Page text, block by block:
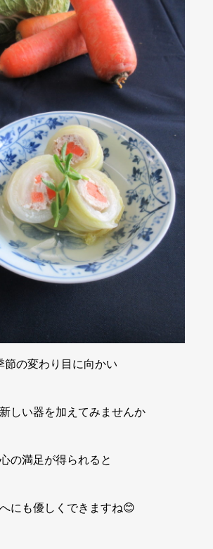
節の変わり目に向かい
しい器を加えてみませんか
心の満足が得られると
にも優しくできますね😊